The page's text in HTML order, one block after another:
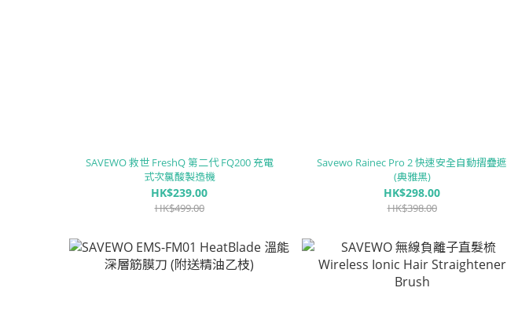
SAVEWO 救世 FreshQ 第二代 FQ200 充電
式次氯酸製造機
HK$239.00
HK$499.00
Savewo Rainec Pro 2 快速安全自動摺疊遮
(典雅黑)
HK$298.00
HK$398.00